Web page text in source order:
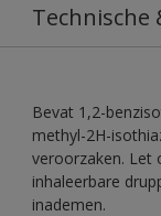
Technische
Bevat 1,2-
methyl-2H-
veroorzaken. Let
inhaleerbare
inademen.